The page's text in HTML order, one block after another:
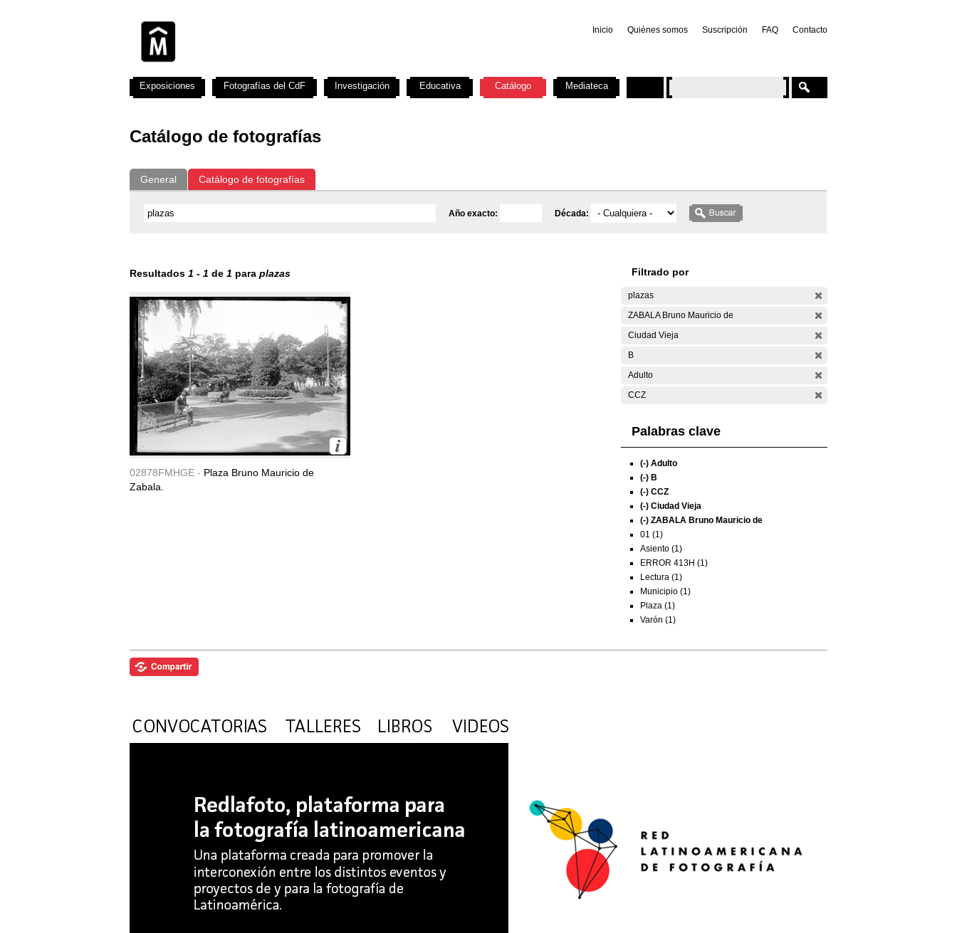
Inicio Quiénes somos Suscripción FAQ Contacto
Catálogo de fotografías
General Catálogo de fotografías
Año exacto: Década:
Resultados 1 - 1 de 1 para plazas
02878FMHGE - Plaza Bruno Mauricio de
Zabala.
Filtrado por
plazas
ZABALA Bruno Mauricio de
Ciudad Vieja
B
Adulto
CCZ
Palabras clave
(-) Adulto
(-) B
(-) CCZ
(-) Ciudad Vieja
(-) ZABALA Bruno Mauricio de
01 (1)
Asiento (1)
ERROR 413H (1)
Lectura (1)
Municipio (1)
Plaza (1)
Varón (1)
Exposiciones Fotografías del CdF Investigación Educativa Catálogo Mediateca